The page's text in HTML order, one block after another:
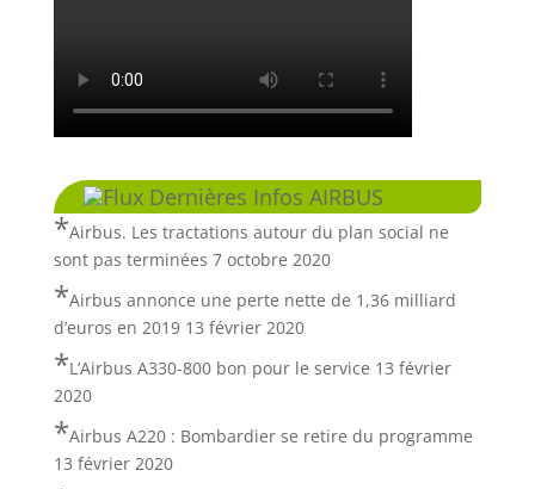
Dernières Infos AIRBUS
Airbus. Les tractations autour du plan social ne
sont pas terminées 7 octobre 2020
Airbus annonce une perte nette de 1,36 milliard
d’euros en 2019 13 février 2020
L’Airbus A330-800 bon pour le service 13 février
2020
Airbus A220 : Bombardier se retire du programme
13 février 2020